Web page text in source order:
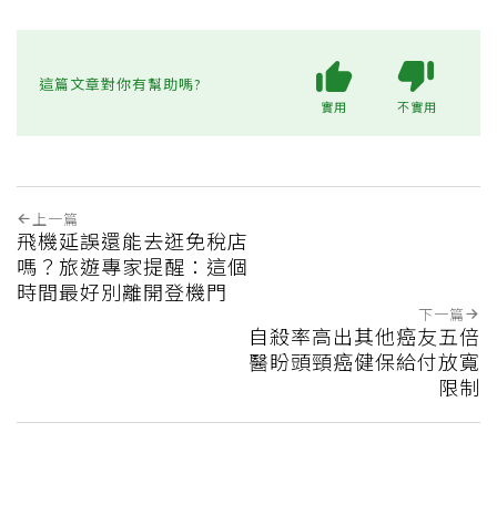
這篇文章對你有幫助嗎?
實用 不實用
上一篇
飛機延誤還能去逛免稅店
嗎？旅遊專家提醒：這個
時間最好別離開登機門
下一篇
自殺率高出其他癌友五倍
醫盼頭頸癌健保給付放寬
限制